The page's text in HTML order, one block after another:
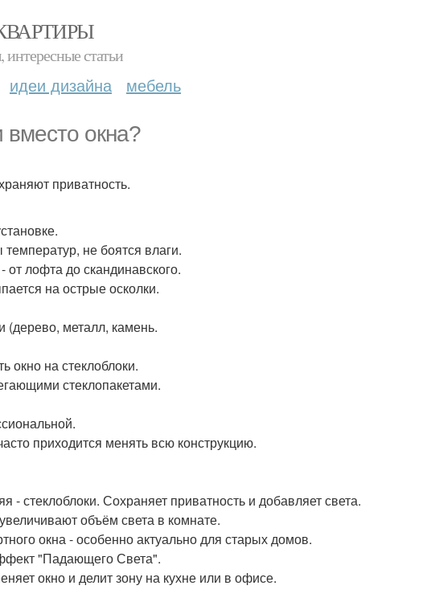
статьи
идеи дизайна мебель
вместо окна?
приватность.
не боятся влаги.
лофта до скандинавского.
на острые осколки.
(дерево, металл, камень.
окно на стеклоблоки.
стеклопакетами.
приходится менять всю конструкцию.
- стеклоблоки. Сохраняет приватность и добавляет света.
объём света в комнате.
окна - особенно актуально для старых домов.
"Падающего Света".
окно и делит зону на кухне или в офисе.